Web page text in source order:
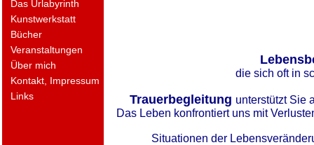
Das Urlabyrinth
Kunstwerkstatt
Bücher
Veranstaltungen
Über mich
Kontakt, Impressum
Links
die sich oft in
Trauerbegleitung unterstützt Sie
Das Leben konfrontiert uns mit
Situationen der